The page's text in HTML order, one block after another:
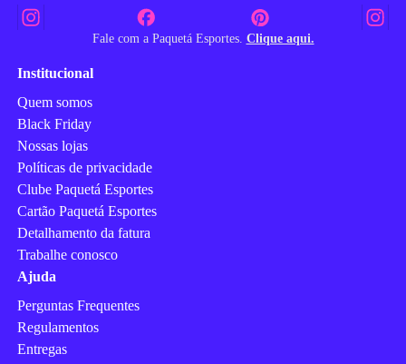
Fale com a Paquetá Esportes. Clique aqui.
Institucional
Quem somos
Black Friday
Nossas lojas
Políticas de privacidade
Clube Paquetá Esportes
Cartão Paquetá Esportes
Detalhamento da fatura
Trabalhe conosco
Ajuda
Perguntas Frequentes
Regulamentos
Entregas